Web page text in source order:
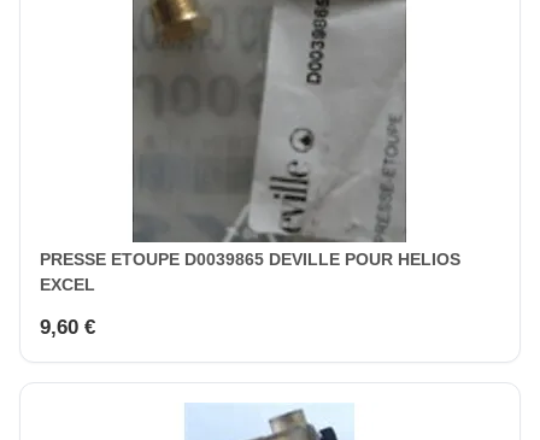
PRESSE ETOUPE D0039865 DEVILLE POUR HELIOS
EXCEL
9,60 €